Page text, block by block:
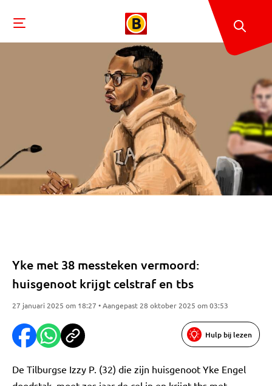
Yke met 38 messteken vermoord:
huisgenoot krijgt celstraf en tbs
27 januari 2025 om 18:27 • Aangepast 28 oktober 2025 om 03:53
Hulp bij lezen
De Tilburgse Izzy P. (32) die zijn huisgenoot Yke Engel